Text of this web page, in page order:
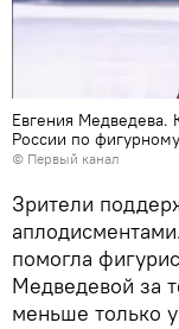
Евгения
России по
© Первый канал
Зрители
помогла
Медведевой за
меньше только